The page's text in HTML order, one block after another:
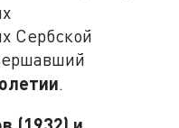
Сербской
.